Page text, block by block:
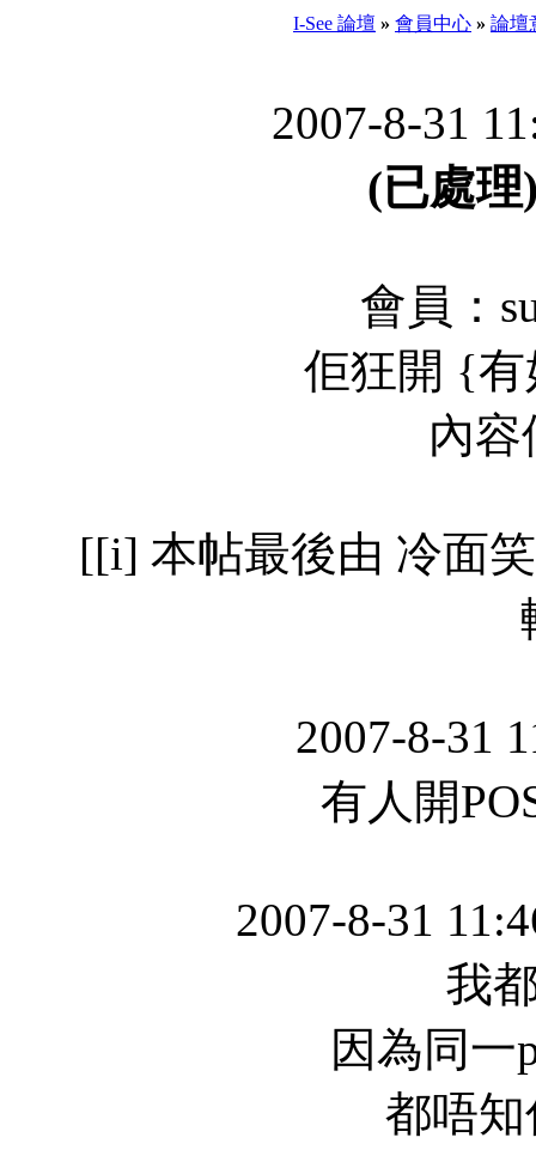
I-See 論壇 » 會員中心 » 論壇
2007-8-31
(已處
會員：
佢狂開 {
內容
[[i] 本帖最後由 冷面
2007-8-31
有人開
2007-8-31
我
因為同一
都唔